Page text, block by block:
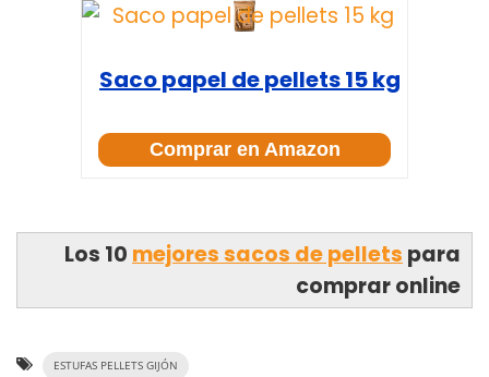
Saco papel de pellets 15 kg
Comprar en Amazon
Los 10 mejores sacos de pellets para
comprar online
ESTUFAS PELLETS GIJÓN